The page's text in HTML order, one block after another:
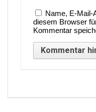
Name, E-Mail-
diesem Browser
Kommentar